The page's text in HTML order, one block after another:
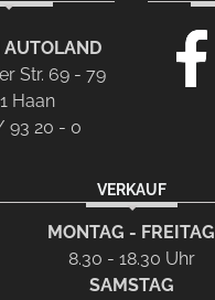
Str. 69 - 79
Haan
93 20 - 0
VERKAUF
MONTAG - FREITAG
8.30 - 18.30 Uhr
SAMSTAG